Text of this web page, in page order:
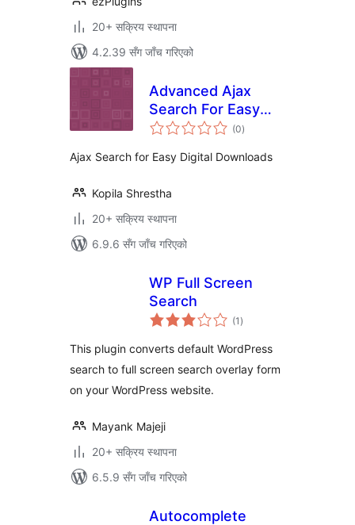
20+ सक्रिय स्थापना
4.2.39 सँग जाँच गरिएको
Advanced Ajax
Search For Easy
Digital Downloads
(0कुल
रेटिङ्गहरू
)
Ajax Search for Easy Digital Downloads
Kopila Shrestha
20+ सक्रिय स्थापना
6.9.6 सँग जाँच गरिएको
WP Full Screen
Search
(1 कुल
रेटिङ्गहरू
)
This plugin converts default WordPress
search to full screen search overlay form
on your WordPress website.
Mayank Majeji
20+ सक्रिय स्थापना
6.5.9 सँग जाँच गरिएको
Autocomplete